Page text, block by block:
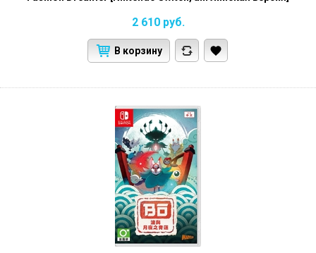
2 610 руб.
В корзину